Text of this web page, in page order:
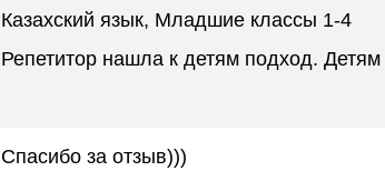
Казахский язык, Младшие классы 1-4
Репетитор нашла к детям подход. Детям
Спасибо за отзыв)))